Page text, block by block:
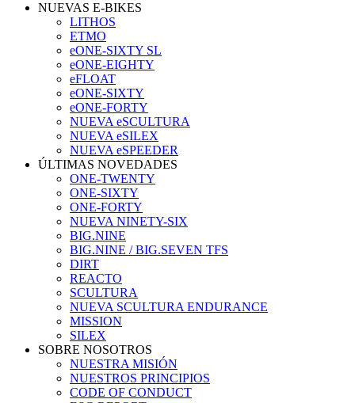
NUEVAS E-BIKES
LITHOS
ETMO
eONE-SIXTY SL
eONE-EIGHTY
eFLOAT
eONE-SIXTY
eONE-FORTY
NUEVA eSCULTURA
NUEVA eSILEX
NUEVA eSPEEDER
ÚLTIMAS NOVEDADES
ONE-TWENTY
ONE-SIXTY
ONE-FORTY
NUEVA NINETY-SIX
BIG.NINE
BIG.NINE / BIG.SEVEN TFS
DIRT
REACTO
SCULTURA
NUEVA SCULTURA ENDURANCE
MISSION
SILEX
SOBRE NOSOTROS
NUESTRA MISIÓN
NUESTROS PRINCIPIOS
CODE OF CONDUCT